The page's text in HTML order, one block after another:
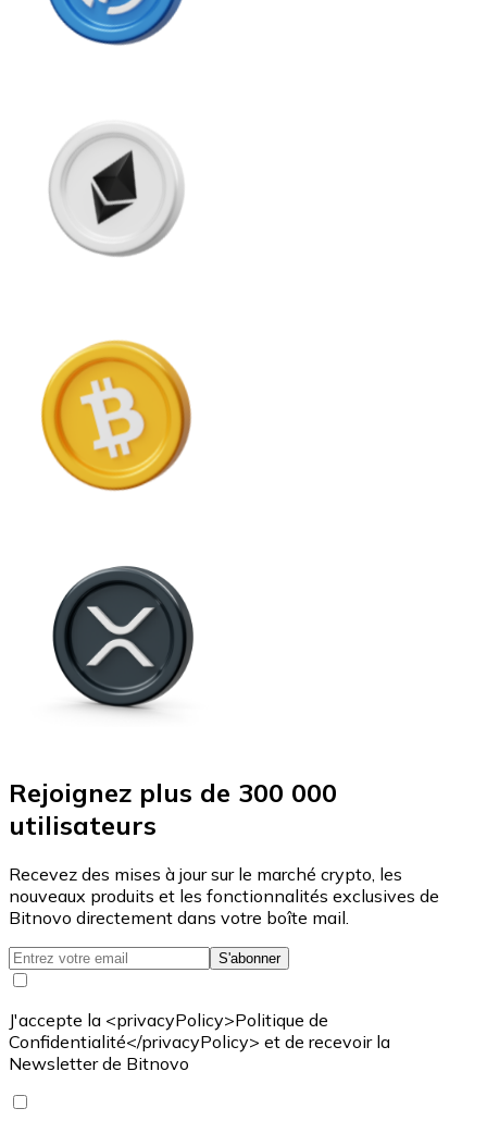
Rejoignez plus de 300 000
utilisateurs
Recevez des mises à jour sur le marché crypto, les
nouveaux produits et les fonctionnalités exclusives de
Bitnovo directement dans votre boîte mail.
S'abonner
J'accepte la <privacyPolicy>Politique de
Confidentialité</privacyPolicy> et de recevoir la
Newsletter de Bitnovo